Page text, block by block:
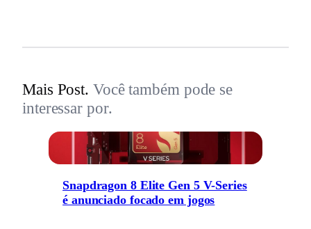
Mais Post. Você também pode se
interessar por.
Snapdragon 8 Elite Gen 5 V-Series
é anunciado focado em jogos